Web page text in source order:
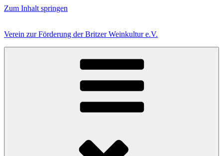
Zum Inhalt springen
Verein zur Förderung der Britzer Weinkultur e.V.